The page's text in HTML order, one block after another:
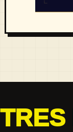
TRES